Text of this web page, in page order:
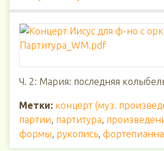
Ч. 2: Мария: последняя
Метки: концерт (муз.
партии, партитура,
формы, рукопись,